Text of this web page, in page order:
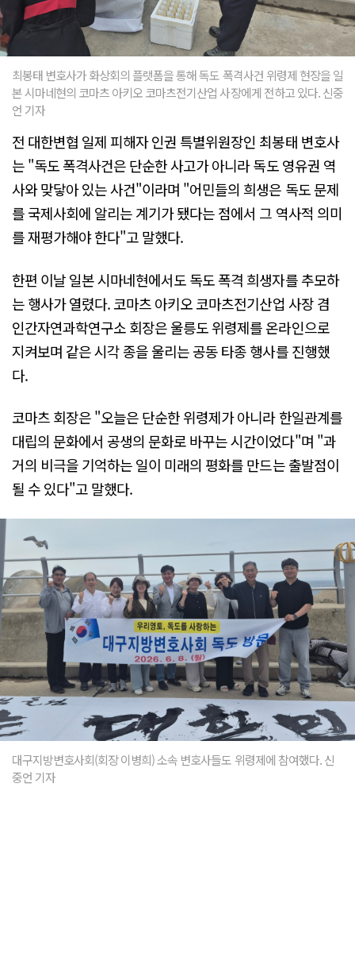
최봉태 변호사가 화상회의 플랫폼을 통해 독도 폭격사건 위령제 현장을 일
본 시마네현의 코마츠 아키오 코마츠전기산업 사장에게 전하고 있다. 신중
언 기자
전 대한변협 일제 피해자 인권 특별위원장인 최봉태 변호사
는 "독도 폭격사건은 단순한 사고가 아니라 독도 영유권 역
사와 맞닿아 있는 사건"이라며 "어민들의 희생은 독도 문제
를 국제사회에 알리는 계기가 됐다는 점에서 그 역사적 의미
를 재평가해야 한다"고 말했다.
한편 이날 일본 시마네현에서도 독도 폭격 희생자를 추모하
는 행사가 열렸다. 코마츠 아키오 코마츠전기산업 사장 겸
인간자연과학연구소 회장은 울릉도 위령제를 온라인으로
지켜보며 같은 시각 종을 울리는 공동 타종 행사를 진행했
다.
코마츠 회장은 "오늘은 단순한 위령제가 아니라 한일관계를
대립의 문화에서 공생의 문화로 바꾸는 시간이었다"며 "과
거의 비극을 기억하는 일이 미래의 평화를 만드는 출발점이
될 수 있다"고 말했다.
대구지방변호사회(회장 이병희) 소속 변호사들도 위령제에 참여했다. 신
중언 기자